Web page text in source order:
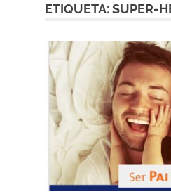
ETIQUETA:SUPER-